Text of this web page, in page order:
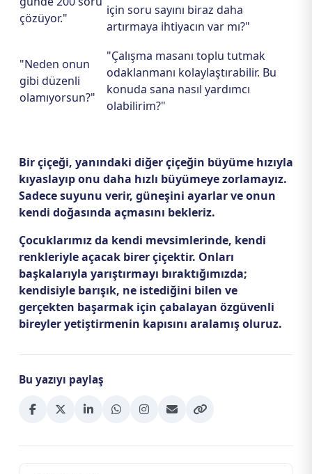
çözüyor."
için soru sayını biraz daha
artırmaya ihtiyacın var mı?"
"Neden onun
gibi düzenli
olamıyorsun?"
"Çalışma masanı toplu tutmak
odaklanmanı kolaylaştırabilir. Bu
konuda sana nasıl yardımcı
olabilirim?"
Bir çiçeği, yanındaki diğer çiçeğin büyüme hızıyla
kıyaslayıp onu daha hızlı büyümeye zorlamayız.
Sadece suyunu verir, güneşini ayarlar ve onun
kendi doğasında açmasını bekleriz.
Çocuklarımız da kendi mevsimlerinde, kendi
renkleriyle açacak birer çiçektir. Onları
başkalarıyla yarıştırmayı bıraktığımızda;
kendisiyle barışık, ne istediğini bilen ve
gerçekten başarmak için çabalayan özgüvenli
bireyler yetiştirmenin kapısını aralamış oluruz.
Bu yazıyı paylaş